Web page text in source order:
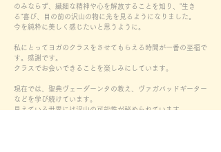
のみならず、繊細な精神や心を解放することを知り、"生き
る"喜び、目の前の沢山の物に光を見るようになりました。
今を純粋に美しく感じたいと思うように。
私にとってヨガのクラスをさせてもらえる時間が一番の至福で
す。感謝です。
クラスでお会いできることを楽しみにしています。
現在では、聖典ヴェーダーンタの教え、ヴァガバッドギーター
などを学び続けています。
見えている世界には沢山の可能性が秘められています。